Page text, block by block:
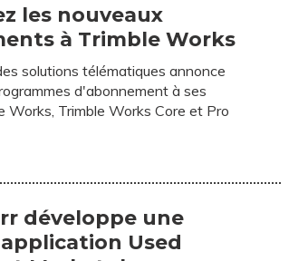
les nouveaux
à Trimble Works
solutions télématiques annonce
d'abonnement à ses
Works, Trimble Works Core et Pro
développe une
Used